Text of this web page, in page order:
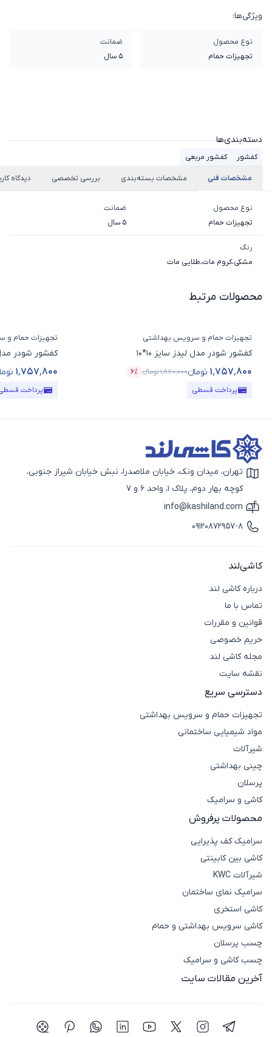
ویژگی‌ها:
نوع محصول
تجهیزات حمام
ضمانت
5 سال
دسته‌بندی‌ها
کفشور کفشور مربعی
مشخصات فنی مشخصات بسته‌بندی بررسی تخصصی دیدگاه
نوع محصول
تجهیزات حمام
ضمانت
5 سال
رنگ
مشکی،کروم مات،طلایی مات
محصولات مرتبط
تجهیزات حمام و سرویس بهداشتی
کفشور شودر مدل لیدز سایز 10*10
۱٬۷۵۷٬۸۰۰ تومانء۱٬۸۷۰٬۰۰۰تومانء
قیمت محصول
۶٪
درصد تخفیف
پرداخت قسطی
تجهیزات حمام و
کفشور شودر مدل
۱٬۷۵۷٬۸۰۰
قیمت محصول
پرداخت
آیکون نقشه
تهران، میدان ونک، خیابان ملاصدرا، نبش خیابان شیراز جنوبی،
کوچه بهار دوم، پلاک 1، واحد 6 و 7
آیکون ایمیل
info@kashiland.com
آیکون تماس
09120872957-8
کاشی‌لند
درباره کاشی لند
تماس با ما
قوانین و مقررات
حریم خصوصی
مجله کاشی لند
نقشه سایت
دسترسی سریع
تجهیزات حمام و سرویس بهداشتی
مواد شیمیایی ساختمانی
شیرآلات
چینی بهداشتی
پرسلان
کاشی و سرامیک
محصولات پرفروش
سرامیک کف پذیرایی
کاشی بین کابینتی
شیرآلات KWC
سرامیک نمای ساختمان
کاشی استخری
کاشی سرویس بهداشتی و حمام
چسب پرسلان
چسب کاشی و سرامیک
آخرین مقالات سایت
شبکه اجتماعی تلگرام
شبکه اجتماعی اینستاگرام
شبکه اجتماعی توییتر(ایکس)
شبکه اجتماعی یوتیوب
شبکه اجتماعی لینکدین
شبکه اجتماعی واتساپ
شبکه اجتماعی
شبکه